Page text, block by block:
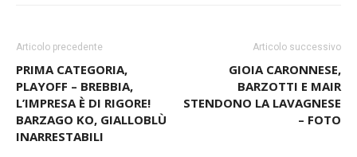
Articolo precedente
PRIMA CATEGORIA,
PLAYOFF – BREBBIA,
L’IMPRESA È DI RIGORE!
BARZAGO KO, GIALLOBLÙ
INARRESTABILI
Articolo successivo
GIOIA CARONNESE,
BARZOTTI E MAIR
STENDONO LA LAVAGNESE
– FOTO